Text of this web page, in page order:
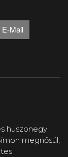
E-Mail
huszonegy
megnősül,